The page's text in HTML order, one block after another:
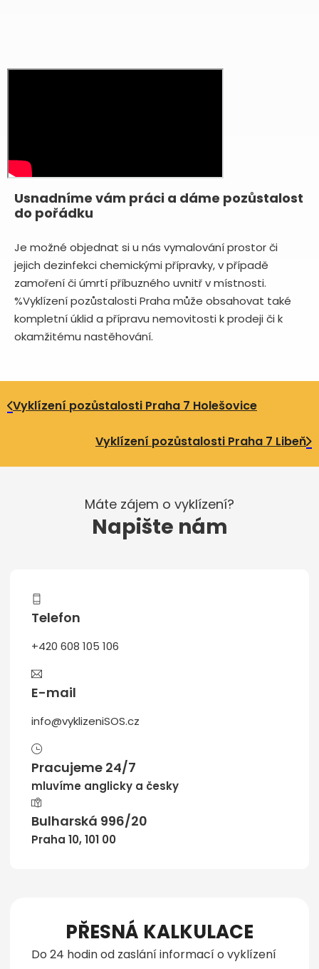
Usnadníme vám práci a dáme pozůstalost
do pořádku
Je možné objednat si u nás vymalování prostor či
jejich dezinfekci chemickými přípravky, v případě
zamoření či úmrtí příbuzného uvnitř v místnosti.
%Vyklízení pozůstalosti Praha může obsahovat také
kompletní úklid a přípravu nemovitosti k prodeji či k
okamžitému nastěhování.
Vyklízení pozůstalosti Praha 7 Holešovice
Vyklízení pozůstalosti Praha 7 Libeň
Máte zájem o vyklízení?
Napište nám
Telefon
+420 608 105 106
E-mail
info@vyklizeniSOS.cz
Pracujeme 24/7
mluvíme anglicky a česky
Bulharská 996/20
Praha 10, 101 00
PŘESNÁ KALKULACE
Do 24 hodin od zaslání informací o vyklízení